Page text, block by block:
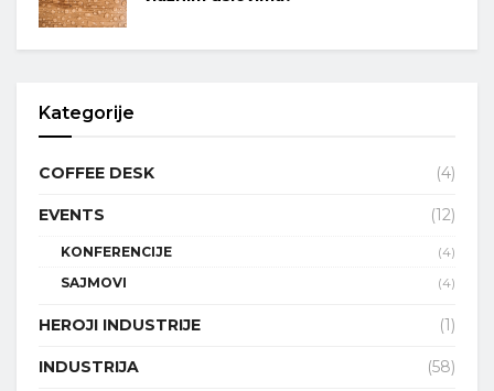
Kategorije
COFFEE DESK (4)
EVENTS (12)
KONFERENCIJE
(4)
SAJMOVI
(4)
HEROJI INDUSTRIJE (1)
INDUSTRIJA (58)